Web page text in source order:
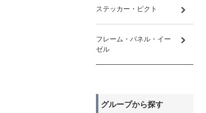
ステッカー・ピクト
フレーム・パネル・イー
ゼル
グループから探す